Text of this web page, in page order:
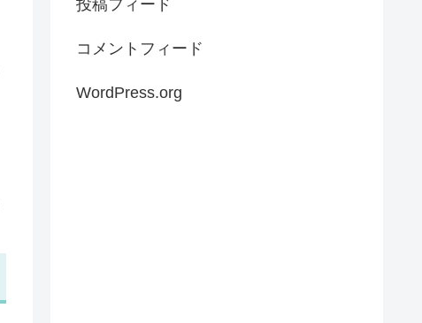
投稿フィード
コメントフィード
WordPress.org